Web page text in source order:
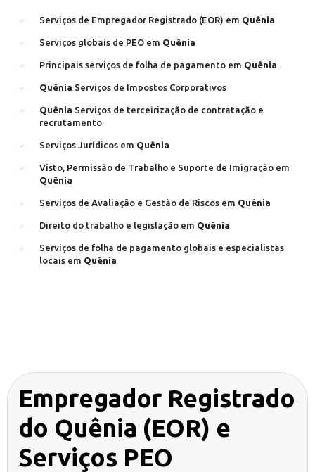
Serviços de Empregador Registrado (EOR) em Quênia
Serviços globais de PEO em Quênia
Principais serviços de folha de pagamento em Quênia
Quênia Serviços de Impostos Corporativos
Quênia Serviços de terceirização de contratação e
recrutamento
Serviços Jurídicos em Quênia
Visto, Permissão de Trabalho e Suporte de Imigração em
Quênia
Serviços de Avaliação e Gestão de Riscos em Quênia
Direito do trabalho e legislação em Quênia
Serviços de folha de pagamento globais e especialistas
locais em Quênia
Empregador Registrado
do Quênia (EOR) e
Serviços PEO